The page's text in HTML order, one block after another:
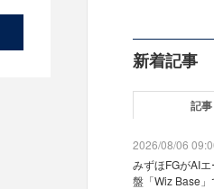
新着記事
記事
2026/08/06
みずほFGがAI
盤「Wiz Base